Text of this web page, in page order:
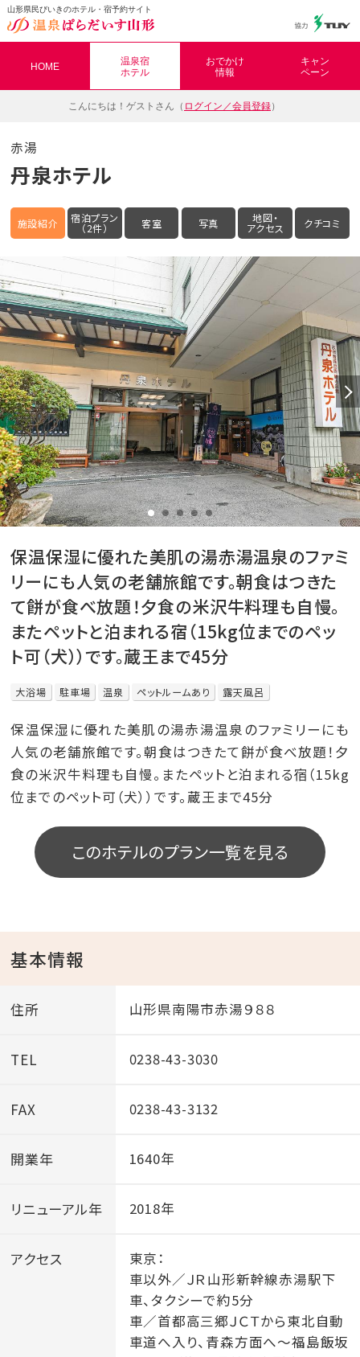
山形県民びいきのホテル・宿予約サイト
HOME
温泉宿
ホテル
おでかけ
情報
キャン
ペーン
こんにちは！ ゲストさん（ ログイン／会員登録）
赤湯
丹泉ホテル
施設紹介 宿泊プラン
（2件） 客室 写真 地図・
アクセス クチコミ
保温保湿に優れた美肌の湯赤湯温泉のファミ
リーにも人気の老舗旅館です。朝食はつきた
て餅が食べ放題！夕食の米沢牛料理も自慢。
またペットと泊まれる宿（15kg位までのペッ
ト可（犬））です。蔵王まで45分
大浴場 駐車場 温泉 ペットルームあり 露天風呂
保温保湿に優れた美肌の湯赤湯温泉のファミリーにも
人気の老舗旅館です。朝食はつきたて餅が食べ放題！夕
食の米沢牛料理も自慢。またペットと泊まれる宿（15kg
位までのペット可（犬））です。蔵王まで45分
このホテルのプラン一覧を見る
基本情報
住所 山形県南陽市赤湯９８８
TEL 0238-43-3030
FAX 0238-43-3132
開業年 1640年
リニューアル年 2018年
アクセス
東京：
車以外／ＪＲ山形新幹線赤湯駅下
車、タクシーで約5分
車／首都高三郷ＪＣＴから東北自動
車道へ入り、青森方面へ～福島飯坂